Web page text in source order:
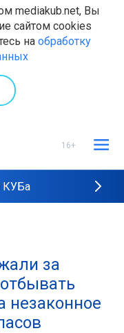
mediakub.net, Вы
сайтом cookies
на обработку
16+
КУБа
за
незаконное